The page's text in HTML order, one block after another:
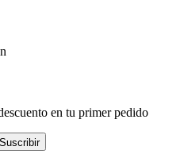
en tu primer pedido
Suscribir